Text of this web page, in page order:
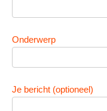
Onderwerp
Je bericht (optioneel)